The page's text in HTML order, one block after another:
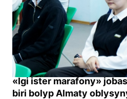
«Igi ister marafony»
biri bolyp Almaty